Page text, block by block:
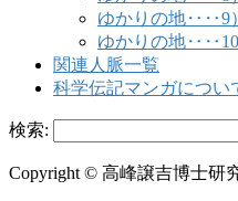
ゆかりの地‥‥9
ゆかりの地‥‥10
関連人脈一覧
科学伝記マンガについ
検索:
Copyright © 高峰譲吉博士研